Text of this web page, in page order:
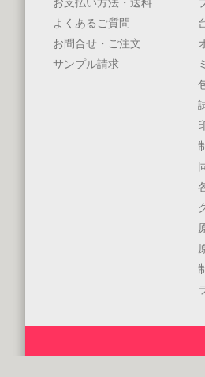
お支払い方法・送料
よくあるご質問
お問合せ・ご注文
サンプル請求